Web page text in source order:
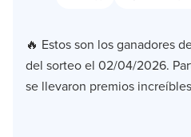
🔥 Estos son los ganadores
del sorteo el 02/04/2026.
se llevaron premios